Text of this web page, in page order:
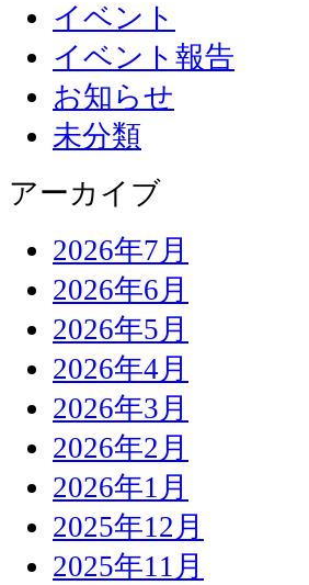
イベント
イベント報告
お知らせ
未分類
アーカイブ
2026年7月
2026年6月
2026年5月
2026年4月
2026年3月
2026年2月
2026年1月
2025年12月
2025年11月